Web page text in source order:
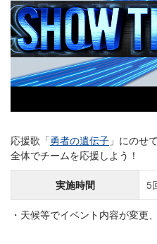
応援歌「勇者の遺伝子 」にのせ
全体でチームを応援しよう！
実施時間 5
天候等でイベント内容が変更